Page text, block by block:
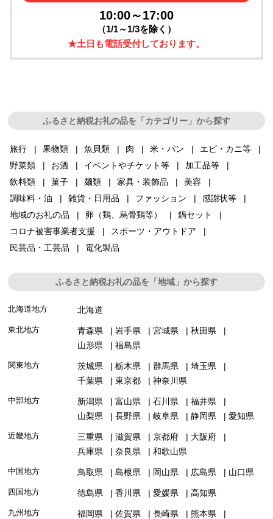
10:00～17:00
（1/1～1/3を除く）
★土日も電話受付しております。
ふるさと納税お礼の品を「カテゴリー」から探す
旅行 果物類 魚貝類 肉 米・パン
エビ・カニ等
野菜類
お酒 イベントやチケット等
加工品等
飲料類
菓子 麺類 家具・装飾品
美容
調味料・油
雑貨・日用品 ファッション
感謝状等
地域のお礼の品
卵（鶏、烏骨鶏等）
鍋セット
コロナ被害事業者支援
スポーツ・アウトドア
民芸品・工芸品
電化製品
ふるさと納税お礼の品を「地域」から探す
北海道地方 北海道
東北地方 青森県 岩手県 宮城県
秋田県
山形県
福島県
関東地方 茨城県 栃木県 群馬県
埼玉県
千葉県
東京都 神奈川県
中部地方 新潟県 富山県 石川県
福井県
山梨県
長野県 岐阜県 静岡県 愛知県
近畿地方 三重県 滋賀県 京都府
大阪府
兵庫県
奈良県 和歌山県
中国地方 鳥取県 島根県 岡山県 広島県 山口県
四国地方 徳島県 香川県 愛媛県 高知県
九州地方 福岡県 佐賀県 長崎県
熊本県